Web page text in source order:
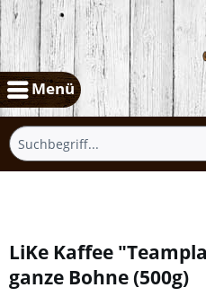
Menü
LiKe Kaffee
ganze Bohne(500g)